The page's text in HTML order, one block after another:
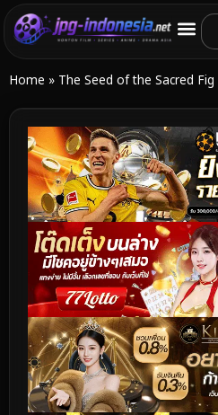
Home » The Seed of the Sacred